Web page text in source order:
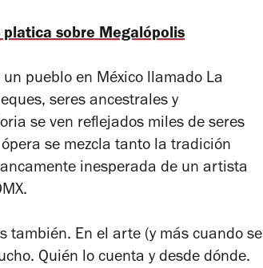
platica sobre Megalópolis
pueblo en México llamado La
seres ancestrales y
se ven reflejados miles de seres
se mezcla tanto la tradición
inesperada de un artista
también. En el arte (y más cuando se
Quién lo cuenta y desde dónde.